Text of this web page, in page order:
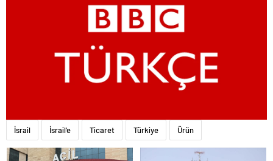
İsrail İsrail'e Ticaret Türkiye Ürün